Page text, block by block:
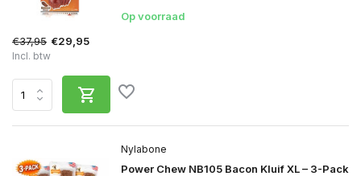
Nylabone
Power Chew NB105 Bacon Kluif XL – 3-Pack
Op voorraad
€37,95 €29,95
Incl. btw